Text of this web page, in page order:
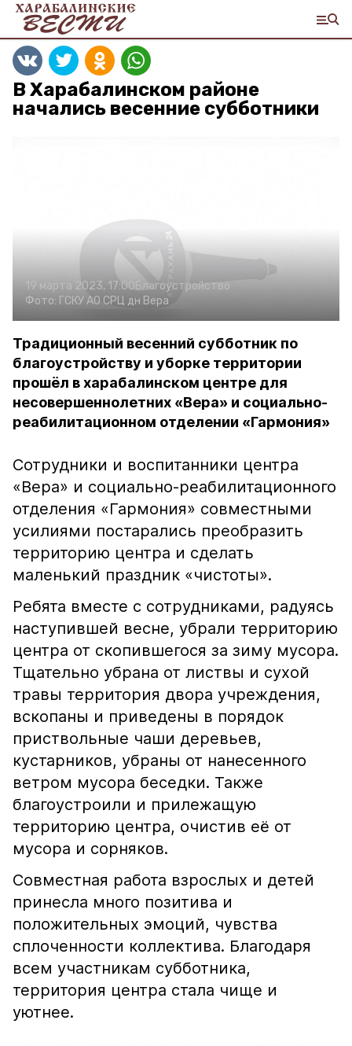
В Харабалинском районе
начались весенние субботники
19 марта 2023, 17:00Благоустройство
Фото: ГСКУ АО СРЦ дн Вера
Традиционный весенний субботник по
благоустройству и уборке территории
прошёл в​ харабалинском центре для
несовершеннолетних «Вера» и социально-
реабилитационном отделении «Гармония»​
Сотрудники и воспитанники центра
«Вера» и социально-реабилитационного
отделения «Гармония»​ совместными
усилиями постарались преобразить
территорию​ центра и сделать
маленький праздник «чистоты».​
Ребята вместе с сотрудниками, радуясь
наступившей весне, убрали территорию
центра от скопившегося за зиму мусора.
​Тщательно убрана от листвы и сухой
травы территория двора учреждения,​
вскопаны и приведены в порядок
приствольные чаши деревьев,
кустарников, убраны от нанесенного
ветром мусора беседки. Также
благоустроили и прилежащую
территорию центра, очистив её от
мусора и сорняков.
Совместная работа взрослых и детей
принесла много позитива и
положительных эмоций, чувства​
сплоченности коллектива. Благодаря
всем участникам субботника,
территория центра стала чище и
уютнее.